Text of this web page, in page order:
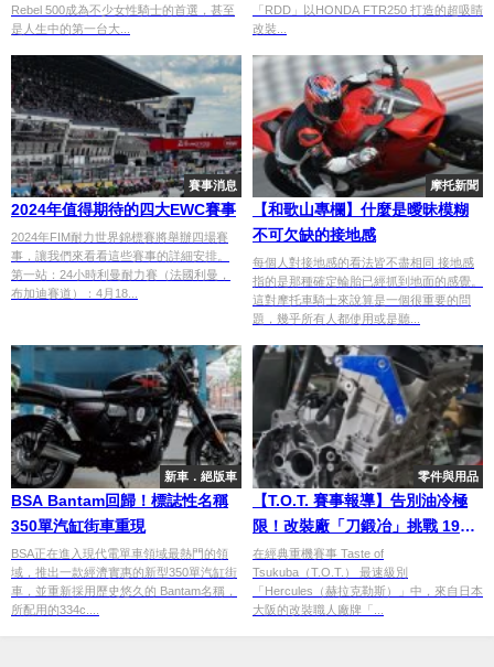
Rebel 500成為不少女性騎士的首選，甚至
是人生中的第一台大...
「RDD」以HONDA FTR250 打造的超吸睛
改裝...
賽事消息
2024年值得期待的四大EWC賽事
2024年FIM耐力世界錦標賽將舉辦四場賽
事，讓我們來看看這些賽事的詳細安排。
第一站：24小時利曼耐力賽（法國利曼，
布加迪賽道）：4月18...
摩托新聞
【和歌山專欄】什麼是曖昧模糊
不可欠缺的接地感
每個人對接地感的看法皆不盡相同 接地感
指的是那種確定輪胎已經抓到地面的感覺。
這對摩托車騎士來說算是一個很重要的問
題，幾乎所有人都使用或是聽...
新車．絕版車
BSA Bantam回歸！標誌性名稱
350單汽缸街車重現
BSA正在進入現代電單車領域最熱門的領
域，推出一款經濟實惠的新型350單汽缸街
車，並重新採用歷史悠久的 Bantam名稱，
所配用的334c....
零件與用品
【T.O.T. 賽事報導】告別油冷極
限！改裝廠「刀鍛冶」挑戰 190
匹馬力「隼」引擎 Katana 戰車
全解析
在經典重機賽事 Taste of
Tsukuba（T.O.T.） 最速級別
「Hercules（赫拉克勒斯）」中，來自日本
大阪的改裝職人廠牌「...